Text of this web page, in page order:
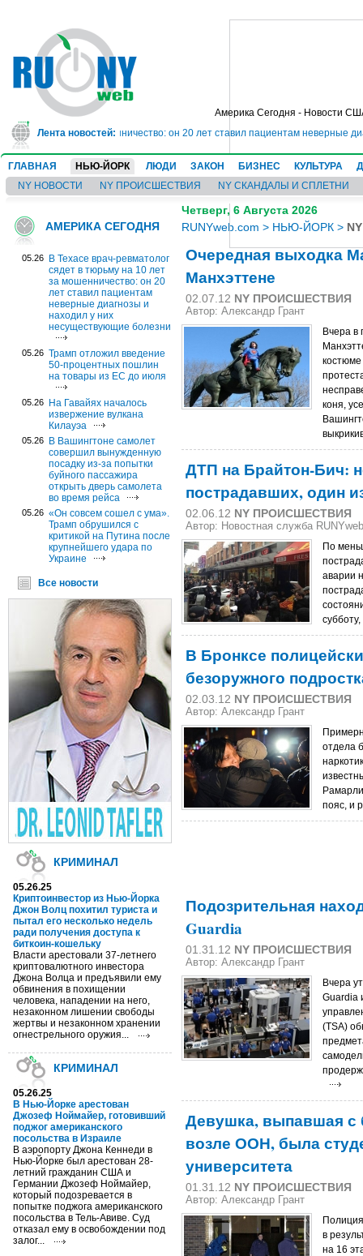
Америка Сегодня - Новости
Лента новостей:
10 лет за мошенничество: он 20 лет ставил пациентам неверные
ГЛАВНАЯ НЬЮ-ЙОРК ЛЮДИ ЗАКОН БИЗНЕС КУЛЬТУРА
NY НОВОСТИ
NY ПРОИСШЕСТВИЯ NY СКАНДАЛЫ И СПЛЕТНИ
АМЕРИКА СЕГОДНЯ
05.26
В Техасе врач-ревматолог
сядет в тюрьму на 10 лет
за мошенничество: он 20
лет ставил пациентам
неверные диагнозы и
находил у них
несуществующие болезни
05.26 Трамп отложил введение
50-процентных пошлин
на товары из ЕС до июля
05.26
На Гавайях началось
извержение вулкана
Килауэа
05.26
В Вашингтоне самолет
совершил вынужденную
посадку из-за попытки
буйного пассажира
открыть дверь самолета
во время рейса
05.26 «Он совсем сошел с ума».
Трамп обрушился с
критикой на Путина после
крупнейшего удара по
Украине
Все новости
КРИМИНАЛ
05.26.25
Криптоинвестор из Нью-Йорка
Джон Волц похитил туриста и
пытал его несколько недель
ради получения доступа к
биткоин-кошельку
Власти арестовали 37-летнего
криптовалютного инвестора
Джона Волца и предъявили ему
обвинения в похищении
человека, нападении на него,
незаконном лишении свободы
жертвы и незаконном хранении
огнестрельного оружия...
КРИМИНАЛ
05.26.25
В Нью-Йорке арестован
Джозеф Ноймайер, готовивший
поджог американского
посольства в Израиле
В аэропорту Джона Кеннеди в
Нью-Йорке был арестован 28-
летний гражданин США и
Германии Джозеф Ноймайер,
который подозревается в
попытке поджога американского
посольства в Тель-Авиве. Суд
отказал ему в освобождении под
залог...
Четверг, 6 Августа 2026
RUNYweb.com > НЬЮ-ЙОРК >
Очередная выходка
Манхэттене
02.07.12 NY ПРОИСШЕСТВИЯ
Автор: Александр Грант
Вчера в
коня,
ДТП на Брайтон-Бич:
пострадавших, один
02.06.12 NY ПРОИСШЕСТВИЯ
Автор: Новостная служба RUNYweb
По
аварии
В Бронксе
безоружного
02.03.12 NY ПРОИСШЕСТВИЯ
Автор: Александр Грант
отдела
пояс, и
Подозрительная
Guardia
01.31.12 NY ПРОИСШЕСТВИЯ
Автор: Александр Грант
Вчера
Guardia
(TSA)
Девушка, выпавшая с
возле ООН, была
университета
01.31.12 NY ПРОИСШЕСТВИЯ
Автор: Александр Грант
в
на 16